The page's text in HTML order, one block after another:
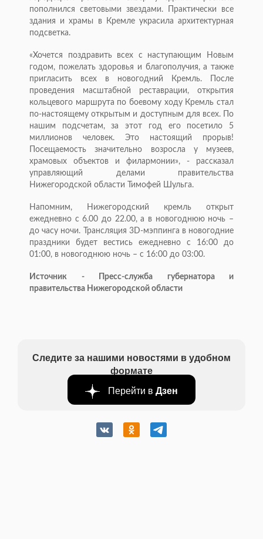
пополнился световыми звездами. Практически все
здания и храмы в Кремле украсила архитектурная
подсветка.
«Хочется поздравить всех с наступающим Новым
годом, пожелать здоровья и благополучия, а также
пригласить всех в новогодний Кремль. После
проведения масштабной реставрации, открытия
кольцевого маршрута по боевому ходу Кремль стал
по-настоящему открытым и доступным для всех. По
нашим подсчетам, за этот год его посетило 5
миллионов человек. Это настоящий прорыв!
Посещаемость значительно возросла у музеев,
храмовых объектов и филармонии», - рассказал
управляющий делами правительства
Нижегородской области Тимофей Шульга.
Напомним, Нижегородский кремль открыт
ежедневно с 6.00 до 22.00, а в новогоднюю ночь –
до часу ночи. Трансляция 3D-мэппинга в новогодние
праздники будет вестись ежедневно с 16:00 до
01:00, в новогоднюю ночь – с 16:00 до 03:00.
Источник - Пресс-служба губернатора и
правительства Нижегородской области
Следите за нашими новостями в удобном
формате
Перейти в Дзен